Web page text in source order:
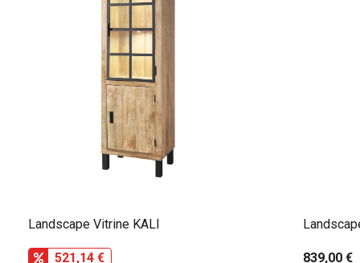
Landscape Vitrine KALI
521,14 € 839,00 €